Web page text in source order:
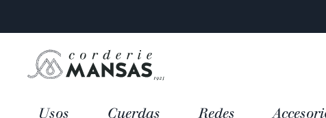
Usos Cuerdas Redes